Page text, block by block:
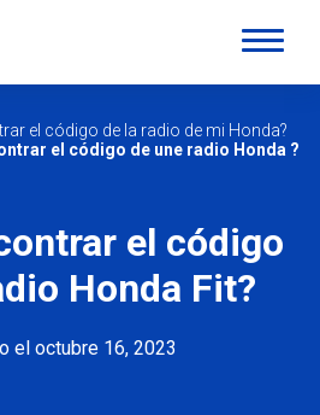
el código de la radio de mi Honda?
el código de une radio Honda ?
el código
Honda Fit?
el octubre 16, 2023